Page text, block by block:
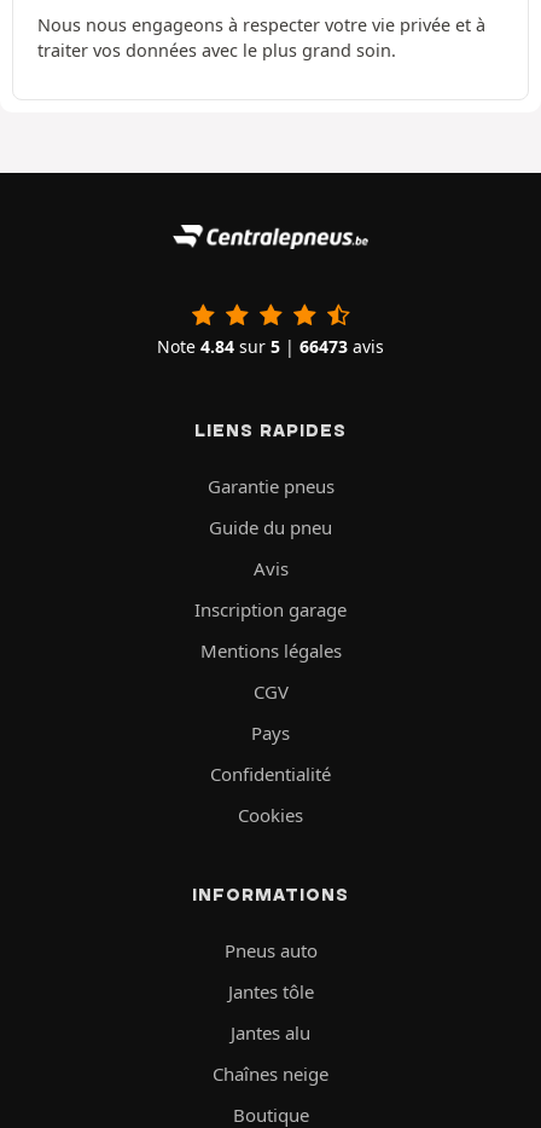
Nous nous engageons à respecter votre vie privée et à
traiter vos données avec le plus grand soin.
Note 4.84 sur 5 | 66473 avis
LIENS RAPIDES
Garantie pneus
Guide du pneu
Avis
Inscription garage
Mentions légales
CGV
Pays
Confidentialité
Cookies
INFORMATIONS
Pneus auto
Jantes tôle
Jantes alu
Chaînes neige
Boutique